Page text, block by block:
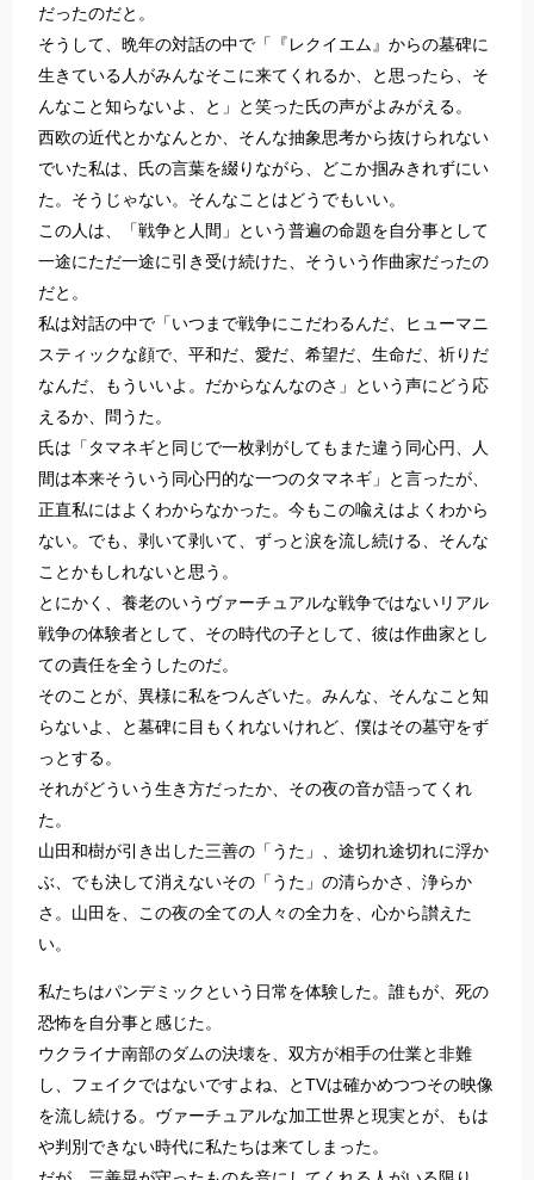
だったのだと。
そうして、晩年の対話の中で「『レクイエム』からの墓碑に
生きている人がみんなそこに来てくれるか、と思ったら、そ
んなこと知らないよ、と」と笑った氏の声がよみがえる。
西欧の近代とかなんとか、そんな抽象思考から抜けられない
でいた私は、氏の言葉を綴りながら、どこか掴みきれずにい
た。そうじゃない。そんなことはどうでもいい。
この人は、「戦争と人間」という普遍の命題を自分事として
一途にただ一途に引き受け続けた、そういう作曲家だったの
だと。
私は対話の中で「いつまで戦争にこだわるんだ、ヒューマニ
スティックな顔で、平和だ、愛だ、希望だ、生命だ、祈りだ
なんだ、もういいよ。だからなんなのさ」という声にどう応
えるか、問うた。
氏は「タマネギと同じで一枚剥がしてもまた違う同心円、人
間は本来そういう同心円的な一つのタマネギ」と言ったが、
正直私にはよくわからなかった。今もこの喩えはよくわから
ない。でも、剥いて剥いて、ずっと涙を流し続ける、そんな
ことかもしれないと思う。
とにかく、養老のいうヴァーチュアルな戦争ではないリアル
戦争の体験者として、その時代の子として、彼は作曲家とし
ての責任を全うしたのだ。
そのことが、異様に私をつんざいた。みんな、そんなこと知
らないよ、と墓碑に目もくれないけれど、僕はその墓守をず
っとする。
それがどういう生き方だったか、その夜の音が語ってくれ
た。
山田和樹が引き出した三善の「うた」、途切れ途切れに浮か
ぶ、でも決して消えないその「うた」の清らかさ、浄らか
さ。山田を、この夜の全ての人々の全力を、心から讃えた
い。
私たちはパンデミックという日常を体験した。誰もが、死の
恐怖を自分事と感じた。
ウクライナ南部のダムの決壊を、双方が相手の仕業と非難
し、フェイクではないですよね、とTVは確かめつつその映像
を流し続ける。ヴァーチュアルな加工世界と現実とが、もは
や判別できない時代に私たちは来てしまった。